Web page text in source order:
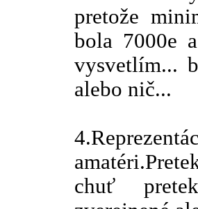
pretože
bola 7000e
vysvetlím...
alebo nič...
chuť